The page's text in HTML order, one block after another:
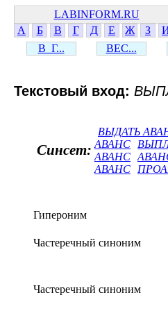
LABINFORM.RU
А
Б В Г Д Е Ж З
В_Г...
ВЕС...
Текстовый вход:
Синсет:
ВЫДАТЬ
АВАНС
АВАНС
АВАНС
Гипероним
Частеречный синоним
Частеречный синоним